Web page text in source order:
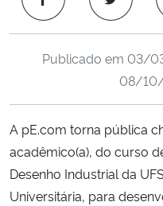
Ministério da Ciência, Tecnologia,
Ministério do Meio Ambiente
Publicado em 03/
08/10/
A pE.com torna pública
acadêmico(a), do curso
Desenho Industrial da
Universitária, para